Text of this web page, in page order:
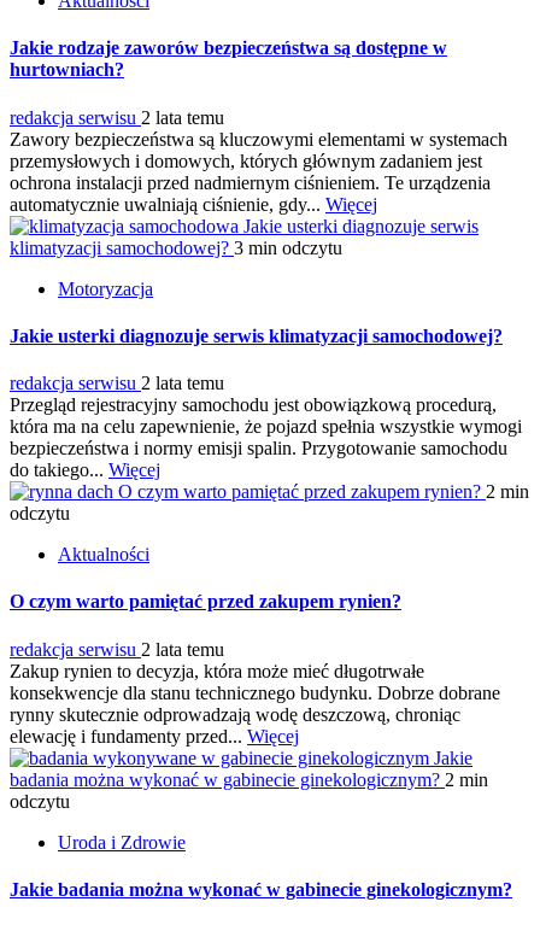
Jakie rodzaje zaworów bezpieczeństwa są dostępne w
hurtowniach?
redakcja serwisu 2 lata temu
Zawory bezpieczeństwa są kluczowymi elementami w systemach
przemysłowych i domowych, których głównym zadaniem jest
ochrona instalacji przed nadmiernym ciśnieniem. Te urządzenia
automatycznie uwalniają ciśnienie, gdy... Więcej
Jakie usterki diagnozuje serwis
klimatyzacji samochodowej? 3 min odczytu
Motoryzacja
Jakie usterki diagnozuje serwis klimatyzacji samochodowej?
redakcja serwisu 2 lata temu
Przegląd rejestracyjny samochodu jest obowiązkową procedurą,
która ma na celu zapewnienie, że pojazd spełnia wszystkie wymogi
bezpieczeństwa i normy emisji spalin. Przygotowanie samochodu
do takiego... Więcej
O czym warto pamiętać przed zakupem rynien? 2 min
odczytu
Aktualności
O czym warto pamiętać przed zakupem rynien?
redakcja serwisu 2 lata temu
Zakup rynien to decyzja, która może mieć długotrwałe
konsekwencje dla stanu technicznego budynku. Dobrze dobrane
rynny skutecznie odprowadzają wodę deszczową, chroniąc
elewację i fundamenty przed... Więcej
Jakie
badania można wykonać w gabinecie ginekologicznym? 2 min
odczytu
Uroda i Zdrowie
Jakie badania można wykonać w gabinecie ginekologicznym?